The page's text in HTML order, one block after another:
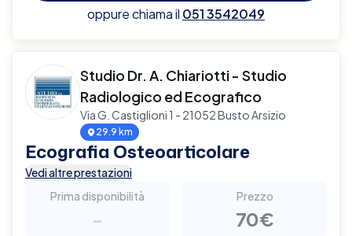
oppure chiama il 051 3542049
Studio Dr. A. Chiariotti - Studio
Radiologico ed Ecografico
Via G. Castiglioni 1 - 21052 Busto Arsizio
29.9 km
Ecografia Osteoarticolare
Vedi altre prestazioni
Prima disponibilità
-
Prezzo
70€